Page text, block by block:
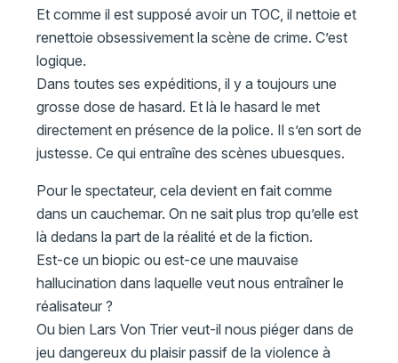
Et comme il est supposé avoir un TOC, il nettoie et
renettoie obsessivement la scène de crime. C’est
logique.
Dans toutes ses expéditions, il y a toujours une
grosse dose de hasard. Et là le hasard le met
directement en présence de la police. Il s’en sort de
justesse. Ce qui entraîne des scènes ubuesques.
Pour le spectateur, cela devient en fait comme
dans un cauchemar. On ne sait plus trop qu’elle est
là dedans la part de la réalité et de la fiction.
Est-ce un biopic ou est-ce une mauvaise
hallucination dans laquelle veut nous entraîner le
réalisateur ?
Ou bien Lars Von Trier veut-il nous piéger dans de
jeu dangereux du plaisir passif de la violence à